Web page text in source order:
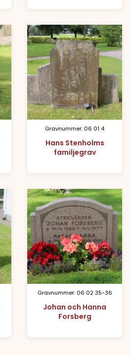
Gravnummer: 06 01 4
Hans Stenholms
familjegrav
Gravnummer: 06 02 35-36
Johan och Hanna
Forsberg